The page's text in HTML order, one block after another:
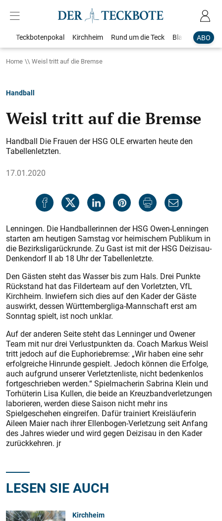
ABO
Teckbotenpokal Kirchheim Rund um die Teck Blaulicht
Home Weisl tritt auf die Bremse
Handball
Weisl tritt auf die Bremse
Handball Die Frauen der HSG OLE erwarten heute den
Tabellenletzten.
17.01.2020
Lenningen. Die Handballerinnen der HSG Owen-Lenningen
starten am heutigen Samstag vor heimischem Publikum in
die Bezirksligarückrunde. Zu Gast ist mit der HSG Deizisau-
Denkendorf II ab 18 Uhr der Tabellenletzte.
Den Gästen steht das Wasser bis zum Hals. Drei Punkte
Rückstand hat das Filderteam auf den Vorletzten, VfL
Kirchheim. Inwiefern sich dies auf den Kader der Gäste
auswirkt, dessen Württembergliga-Mannschaft erst am
Sonntag spielt, ist noch unklar.
Auf der anderen Seite steht das Lenninger und Owener
Team mit nur drei Verlustpunkten da. Coach Markus Weisl
tritt jedoch auf die Euphoriebremse: „Wir haben eine sehr
erfolgreiche Hinrunde gespielt. Jedoch können die Erfolge,
auch aufgrund unserer Verletztenliste, nicht bedenkenlos
fortgeschrieben werden.“ Spielmacherin Sabrina Klein und
Torhüterin Lisa Kullen, die beide an Kreuzbandverletzungen
laborieren, werden diese Saison nicht mehr ins
Spielgeschehen eingreifen. Dafür trainiert Kreisläuferin
Aileen Maier nach ihrer Ellenbogen-Verletzung seit Anfang
des Jahres wieder und wird gegen Deizisau in den Kader
zurückkehren. jr
LESEN SIE AUCH
Kirchheim